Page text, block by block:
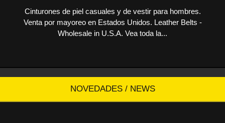
Cinturones de piel casuales y de vestir para hombres.
Venta por mayoreo en Estados Unidos. Leather Belts -
Wholesale in U.S.A. Vea toda la...
NOVEDADES / NEWS